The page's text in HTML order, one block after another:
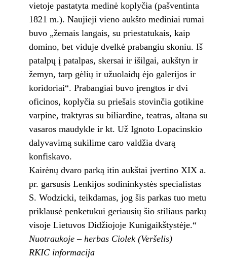
vietoje pastatyta medinė koplyčia (pašventinta
1821 m.). Naujieji vieno aukšto mediniai rūmai
buvo „žemais langais, su priestatukais, kaip
domino, bet viduje dvelkė prabangiu skoniu. Iš
patalpų į patalpas, skersai ir išilgai, aukštyn ir
žemyn, tarp gėlių ir užuolaidų ėjo galerijos ir
koridoriai“. Prabangiai buvo įrengtos ir dvi
oficinos, koplyčia su priešais stovinčia gotikine
varpine, traktyras su biliardine, teatras, altana su
vasaros maudykle ir kt. Už Ignoto Lopacinskio
dalyvavimą sukilime caro valdžia dvarą
konfiskavo.
Kairėnų dvaro parką itin aukštai įvertino XIX a.
pr. garsusis Lenkijos sodininkystės specialistas
S. Wodzicki, teikdamas, jog šis parkas tuo metu
priklausė penketukui geriausių šio stiliaus parkų
visoje Lietuvos Didžiojoje Kunigaikštystėje.“
Nuotraukoje – herbas Ciolek (Veršelis)
RKIC informacija